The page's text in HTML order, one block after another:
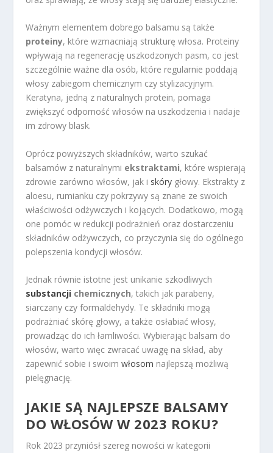
Ważnym elementem dobrego balsamu są także
proteiny, które wzmacniają strukturę włosa. Proteiny
wpływają na regenerację uszkodzonych pasm, co jest
szczególnie ważne dla osób, które regularnie poddają
włosy zabiegom chemicznym czy stylizacyjnym.
Keratyna, jedną z naturalnych protein, pomaga
zwiększyć odporność włosów na uszkodzenia i nadaje
im zdrowy blask.
Oprócz powyższych składników, warto szukać
balsamów z naturalnymi ekstraktami, które wspierają
zdrowie zarówno włosów, jak i skóry głowy. Ekstrakty z
aloesu, rumianku czy pokrzywy są znane ze swoich
właściwości odżywczych i kojących. Dodatkowo, mogą
one pomóc w redukcji podrażnień oraz dostarczeniu
składników odżywczych, co przyczynia się do ogólnego
polepszenia kondycji włosów.
Jednak równie istotne jest unikanie szkodliwych
substancji chemicznych, takich jak parabeny,
siarczany czy formaldehydy. Te składniki mogą
podrażniać skórę głowy, a także osłabiać włosy,
prowadząc do ich łamliwości. Wybierając balsam do
włosów, warto więc zwracać uwagę na skład, aby
zapewnić sobie i swoimwłosom najlepszą możliwą
pielęgnację.
JAKIE SĄ NAJLEPSZE BALSAMY
DO WŁOSÓW W 2023 ROKU?
Rok 2023 przyniósł szereg nowości w kategorii